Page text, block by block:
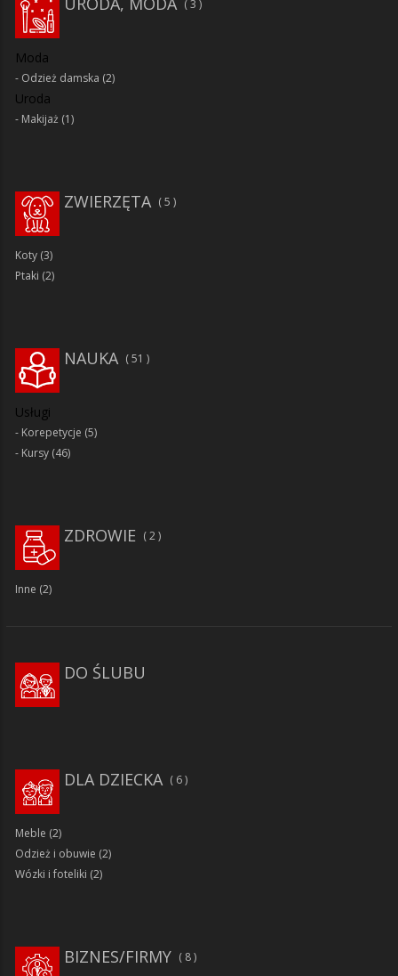
3
Moda
Odzież damska (2)
Uroda
Makijaż (1)
ZWIERZĘTA 5
Koty (3)
Ptaki (2)
51
NAUKA
Usługi
Korepetycje (5)
Kursy (46)
ZDROWIE 2
Inne (2)
DO ŚLUBU
6
DLA DZIECKA
Meble (2)
Odzież i obuwie (2)
Wózki i foteliki (2)
8
BIZNES/FIRMY